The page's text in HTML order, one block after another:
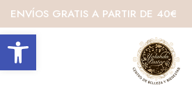
Abrir barra de herramientas
ENVÍOS GRATIS A PARTIR DE 40€